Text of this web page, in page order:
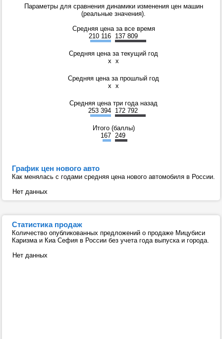
Параметры для сравнения динамики изменения цен машин
(реальные значения).
Средняя цена за все время
210 116 137 809
Средняя цена за текущий год
x x
Средняя цена за прошлый год
x x
Средняя цена три года назад
253 394 172 792
Итого (баллы)
167 249
График цен нового авто
Как менялась с годами средняя цена нового автомобиля в России.
Нет данных
Статистика продаж
Количество опубликованных предложений о продаже Мицубиси
Каризма и Киа Сефия в России без учета года выпуска и города.
Нет данных